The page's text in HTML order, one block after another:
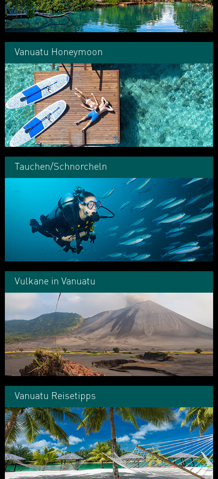
Vanuatu Honeymoon
Tauchen/Schnorcheln
Vulkane in Vanuatu
Vanuatu Reisetipps